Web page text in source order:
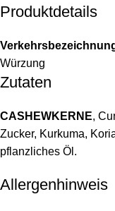
Produktdetails
Würzung
Zutaten
CASHEWKERNE,
Zucker, Kurkuma,
pflanzliches Öl.
Allergenhinweis